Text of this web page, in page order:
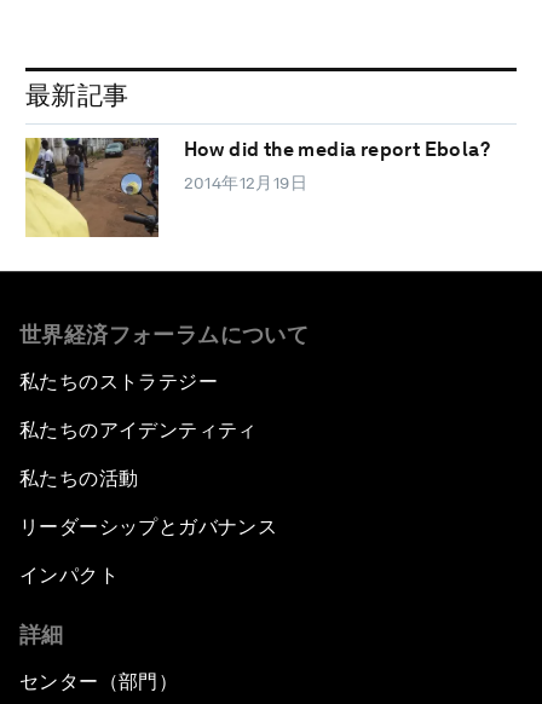
最新記事
How did the media report Ebola?
2014年12月19日
世界経済フォーラムについて
私たちのストラテジー
私たちのアイデンティティ
私たちの活動
リーダーシップとガバナンス
インパクト
詳細
センター（部門）